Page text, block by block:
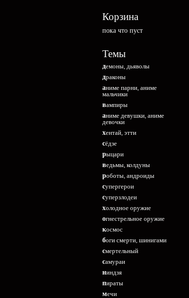
Корзина
пока что пуст
Темы
демоны, дьяволы
драконы
аниме парни, аниме
мальчики
вампиры
аниме девушки, аниме
девочки
хентай, этти
сёдзе
рыцари
ведьмы, колдуны
роботы, андроиды
супергерои
суперзлодеи
холодное оружие
огнестрельное оружие
космос
боги смерти, шинигами
смертельный
самураи
ниндзя
пираты
мечи